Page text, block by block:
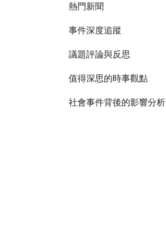
熱門新聞
事件深度追蹤
議題評論與反思
值得深思的時事觀點
社會事件背後的影響分析